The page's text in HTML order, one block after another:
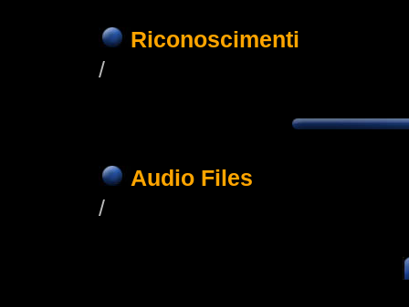
Riconoscimenti
/
Audio Files
/